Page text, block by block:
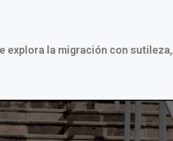
explora la migración con sutileza,